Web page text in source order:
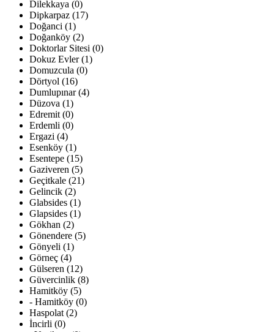
Dilekkaya (0)
Dipkarpaz (17)
Doğanci (1)
Doğanköy (2)
Doktorlar Sitesi (0)
Dokuz Evler (1)
Domuzcula (0)
Dörtyol (16)
Dumlupınar (4)
Düzova (1)
Edremit (0)
Erdemli (0)
Ergazi (4)
Esenköy (1)
Esentepe (15)
Gaziveren (5)
Geçitkale (21)
Gelincik (2)
Glabsides (1)
Glapsides (1)
Gökhan (2)
Gönendere (5)
Gönyeli (1)
Görneç (4)
Gülseren (12)
Güvercinlik (8)
Hamitköy (5)
- Hamitköy (0)
Haspolat (2)
İncirli (0)